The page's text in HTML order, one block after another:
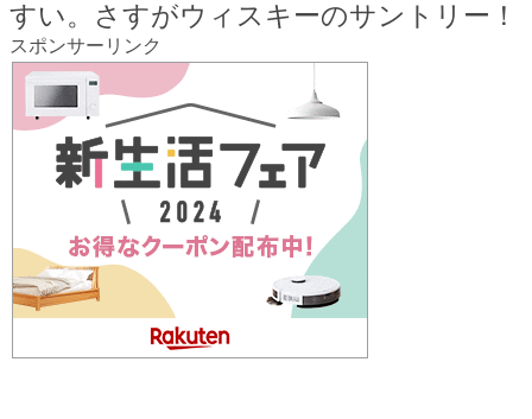
すい。さすがウィスキーのサントリー！
スポンサーリンク